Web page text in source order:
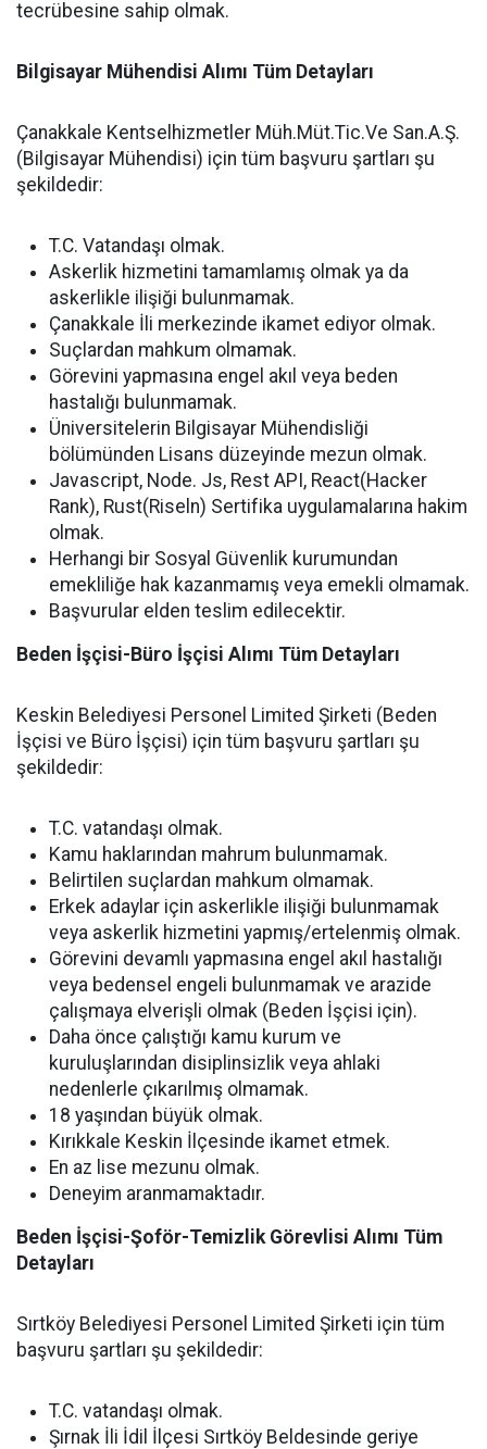
tecrübesine sahip olmak.
Bilgisayar Mühendisi Alımı Tüm Detayları
Çanakkale Kentselhizmetler Müh.Müt.Tic.Ve San.A.Ş.
(Bilgisayar Mühendisi) için tüm başvuru şartları şu
şekildedir:
T.C. Vatandaşı olmak.
Askerlik hizmetini tamamlamış olmak ya da
askerlikle ilişiği bulunmamak.
Çanakkale İli merkezinde ikamet ediyor olmak.
Suçlardan mahkum olmamak.
Görevini yapmasına engel akıl veya beden
hastalığı bulunmamak.
Üniversitelerin Bilgisayar Mühendisliği
bölümünden Lisans düzeyinde mezun olmak.
Javascript, Node. Js, Rest API, React(Hacker
Rank), Rust(Riseln) Sertifika uygulamalarına hakim
olmak.
Herhangi bir Sosyal Güvenlik kurumundan
emekliliğe hak kazanmamış veya emekli olmamak.
Başvurular elden teslim edilecektir.
Beden İşçisi-Büro İşçisi Alımı Tüm Detayları
Keskin Belediyesi Personel Limited Şirketi (Beden
İşçisi ve Büro İşçisi) için tüm başvuru şartları şu
şekildedir:
T.C. vatandaşı olmak.
Kamu haklarından mahrum bulunmamak.
Belirtilen suçlardan mahkum olmamak.
Erkek adaylar için askerlikle ilişiği bulunmamak
veya askerlik hizmetini yapmış/ertelenmiş olmak.
Görevini devamlı yapmasına engel akıl hastalığı
veya bedensel engeli bulunmamak ve arazide
çalışmaya elverişli olmak (Beden İşçisi için).
Daha önce çalıştığı kamu kurum ve
kuruluşlarından disiplinsizlik veya ahlaki
nedenlerle çıkarılmış olmamak.
18 yaşından büyük olmak.
Kırıkkale Keskin İlçesinde ikamet etmek.
En az lise mezunu olmak.
Deneyim aranmamaktadır.
Beden İşçisi-Şoför-Temizlik Görevlisi Alımı Tüm
Detayları
Sırtköy Belediyesi Personel Limited Şirketi için tüm
başvuru şartları şu şekildedir:
T.C. vatandaşı olmak.
Şırnak İli İdil İlçesi Sırtköy Beldesinde geriye